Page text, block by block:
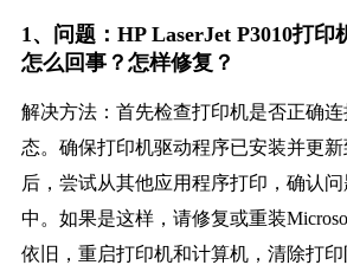
1、问题：HP LaserJet P3010打
怎么回事？怎样修复？
解决方法：首先检查打印机是否正确
态。确保打印机驱动程序已安装并更
后，尝试从其他应用程序打印，确认问
中。如果是这样，请修复或重装
依旧，重启打印机和计算机，清除打